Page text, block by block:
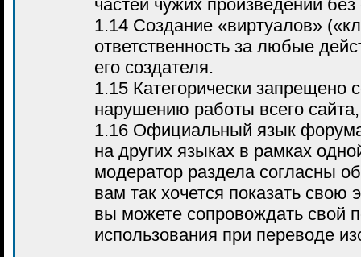
частей чужих произведений
1.14 Создание «виртуалов»
ответственность за любые
его создателя.
1.15 Категорически запрещено
нарушению работы всего
1.16 Официальный язык
на других языках в рамках
модератор раздела согласны
вам так хочется показать свою
вы можете сопровождать свой
использования при переводе